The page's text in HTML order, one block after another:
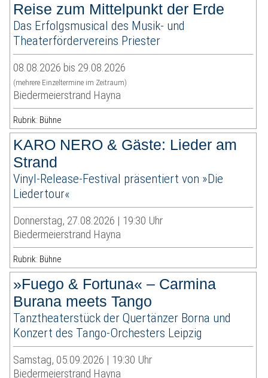
Reise zum Mittelpunkt der Erde
Das Erfolgsmusical des Musik- und
Theaterfördervereins Priester
08.08.2026 bis 29.08.2026
(mehrere Einzeltermine im Zeitraum)
Biedermeierstrand Hayna
Rubrik: Bühne
KARO NERO & Gäste: Lieder am
Strand
Vinyl-Release-Festival präsentiert von »Die
Liedertour«
Donnerstag, 27.08.2026 | 19:30 Uhr
Biedermeierstrand Hayna
Rubrik: Bühne
»Fuego & Fortuna« – Carmina
Burana meets Tango
Tanztheaterstück der Quertänzer Borna und
Konzert des Tango-Orchesters Leipzig
Samstag, 05.09.2026 | 19:30 Uhr
Biedermeierstrand Hayna